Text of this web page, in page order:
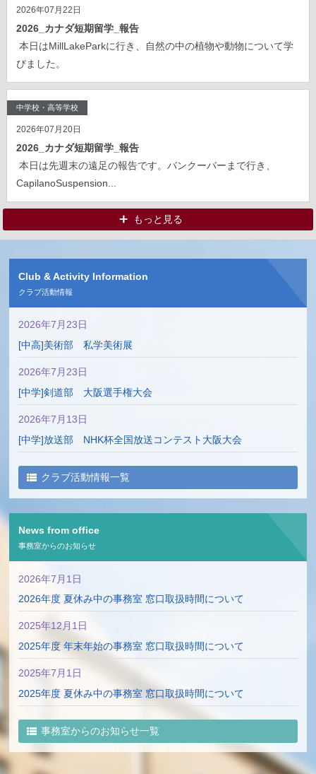
2026年07月22日
2026_カナダ短期留学_報告
本日はMillLakeParkに行き、自然の中の植物や動物について学
びました。
中学校・高等学校
2026年07月20日
2026_カナダ短期留学_報告
本日は先週末の遠足の報告です。バンクーバーまで行き、
CapilanoSuspension...
もっと見る
Club & Activity Information
クラブ活動情報
2026年7月23日
[中高]美術部 私学美術展
2026年7月23日
[中学]剣道部 大阪選手権大会
2026年7月13日
[中学]放送部 NHK杯全国放送コンテスト大阪大会
2026年7月13日
[中学]女子バスケットボール部 大阪選手権大会
2026年6月25日
[中高]クラシックギタークラブ 第43回中学校高等学校ギター
マンドリン音楽祭
2026年6月16日
[中学]卓球部 大阪市４ブロック予選（シングルス）
2026年6月16日
[中学]剣道部 大阪私立総体
2026年6月8日
[中学]剣道部 大阪市春季総体
2026年6月8日
[中学]剣道部 大阪市春季総体
2026年6月4日
クラブ活動情報一覧
News from office
事務室からのお知らせ
2026年7月1日
2026年度 夏休み中の事務室 窓口取扱時間について
2025年12月1日
2025年度 年末年始の事務室 窓口取扱時間について
2025年7月1日
2025年度 夏休み中の事務室 窓口取扱時間について
2024年12月3日
2024年度 年末年始の事務室 窓口取扱時間について
2024年6月19日
事務室からのお知らせ一覧